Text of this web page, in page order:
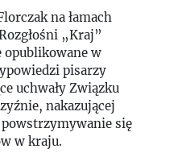
1977
1978
na łamach
„Kraj”
opublikowane w
pisarzy
uchwały Związku
nakazującej
się
w kraju.